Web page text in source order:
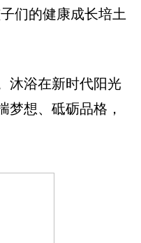
们的健康成长培土
沐浴在新时代阳光
梦想、砥砺品格，